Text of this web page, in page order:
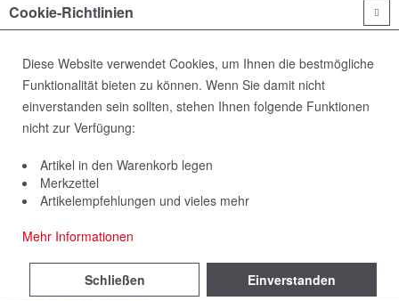
69,00 € *
zzgl. Versandkosten
Lieferzeit 30 Werktage
Cookie-Richtlinien
Diese Website verwendet Cookies, um Ihnen die bestmögliche
Funktionalität bieten zu können. Wenn Sie damit nicht
einverstanden sein sollten, stehen Ihnen folgende Funktionen
nicht zur Verfügung:
Artikel in den Warenkorb legen
Merkzettel
Artikelempfehlungen und vieles mehr
Mehr Informationen
Einverstanden
Schließen